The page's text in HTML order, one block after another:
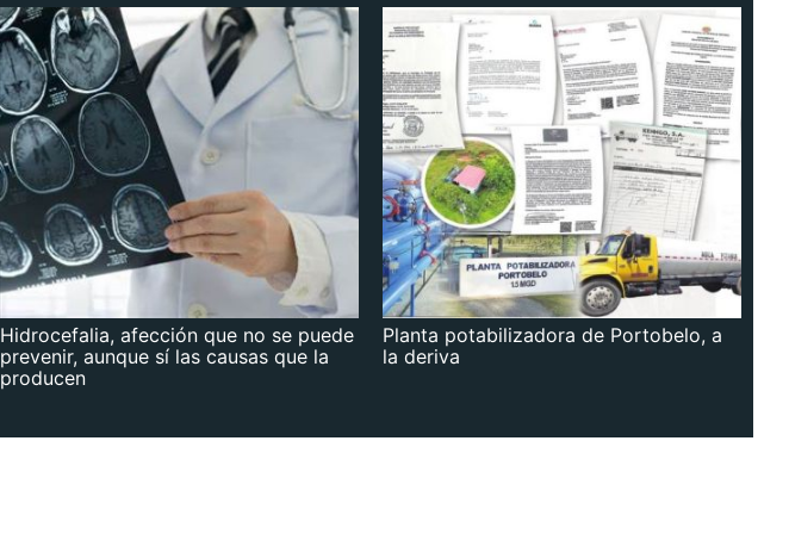
Hidrocefalia, afección que no se puede
prevenir, aunque sí las causas que la
producen
Planta potabilizadora de Portobelo, a
la deriva